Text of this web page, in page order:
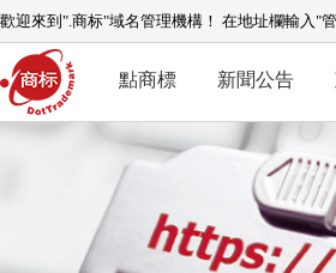
歡迎來到".商标"域名管理機構！ 在地址欄輸入"
點商標 新聞公告